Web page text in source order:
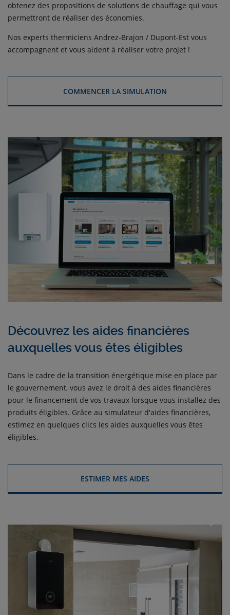
obtenez des propositions de solutions de chauffage qui vous
permettront de réaliser des économies.
Nos experts thermiciens Andrez-Brajon / Dupont-Est vous
accompagnent et vous aident à réaliser votre projet !
COMMENCER LA SIMULATION
Découvrez les aides financières
auxquelles vous êtes éligibles
Dans le cadre de la transition énergétique mise en place par
le gouvernement, vous avez le droit à des aides financières
pour le financement de vos travaux lorsque vous installez des
produits éligibles. Grâce au simulateur d'aides financières,
estimez en quelques clics les aides auxquelles vous êtes
éligibles.
ESTIMER MES AIDES